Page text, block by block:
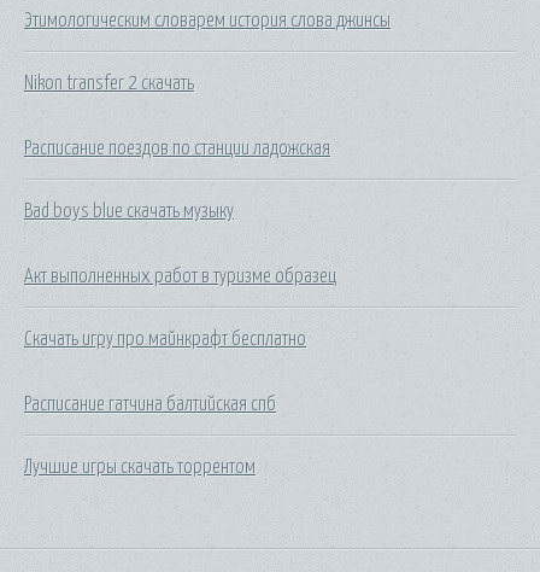
Этимологическим словарем история слова джинсы
Nikon transfer 2 скачать
Расписание поездов по станции ладожская
Bad boys blue скачать музыку
Акт выполненных работ в туризме образец
Скачать игру про майнкрафт бесплатно
Расписание гатчина балтийская спб
Лучшие игры скачать торрентом